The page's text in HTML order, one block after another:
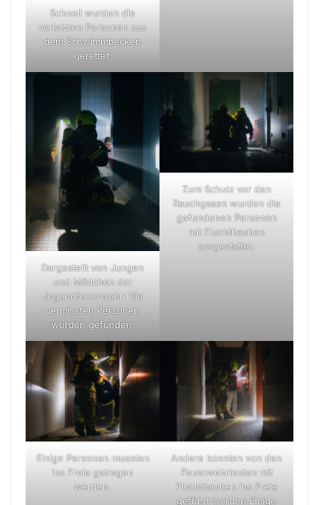
Schnell wurden die
verletzten Personen aus
dem Schwimmbecken
gerettet.
Dargestellt von Jungen
und Mädchen der
Jugendfeuerwehr: Die
vermissten Personen
wurden gefunden.
Zum Schutz vor den
Rauchgasen wurden die
gefundenen Personen
mit Fluchthauben
ausgestattet.
Einige Personen mussten
ins Freie getragen
werden.
Andere konnten von den
Feuerwehrleuten mit
Fluchthauben ins Freie
geführt werden.Einige